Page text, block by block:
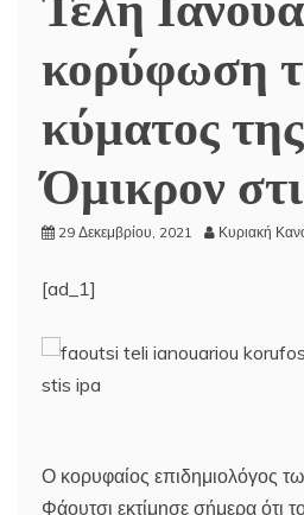
κορύφωση
κύματος της
Όμικρον
29 Δεκεμβρίου, 2021 Κυριακή
[ad_1]
Ο κορυφαίος επιδημιολόγος
Φάουτσι εκτίμησε σήμερα ότι